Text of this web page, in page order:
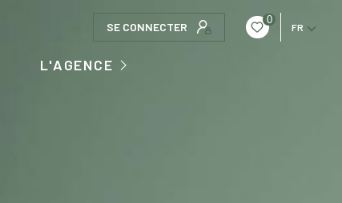
SE CONNECTER
0
FR
L'AGENCE
QUI SOMMES NOUS